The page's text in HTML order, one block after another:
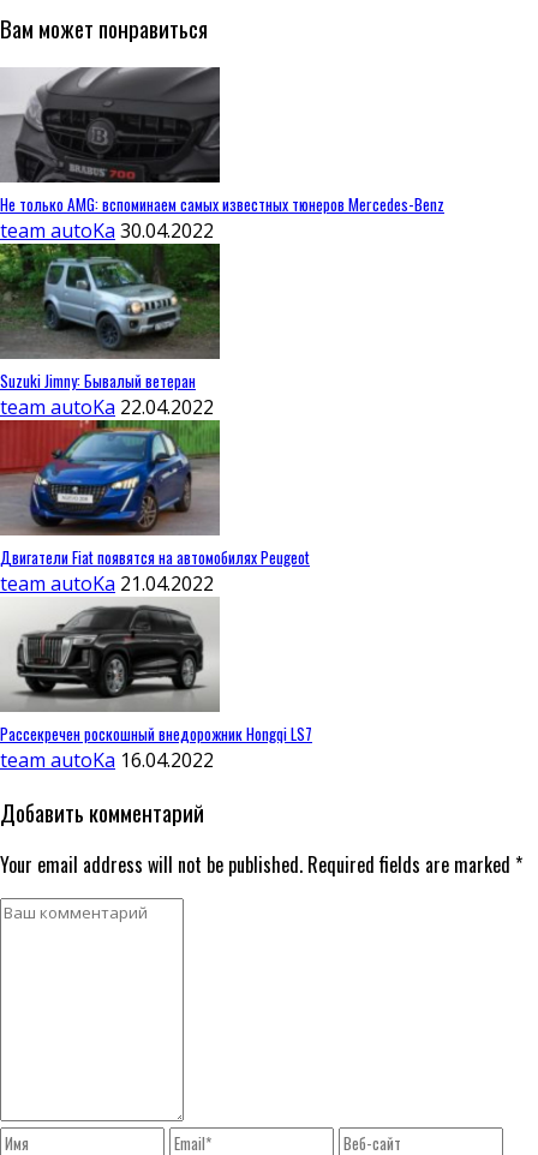
Вам может понравиться
Не только AMG: вспоминаем самых известных тюнеров Mercedes-Benz
team autoKa 30.04.2022
Suzuki Jimny: Бывалый ветеран
team autoKa 22.04.2022
Двигатели Fiat появятся на автомобилях Peugeot
team autoKa 21.04.2022
Рассекречен роскошный внедорожник Hongqi LS7
team autoKa 16.04.2022
Добавить комментарий
Your email address will not be published. Required fields are marked *